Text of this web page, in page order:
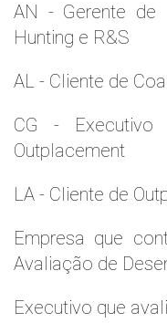
AN - Gerente de
Hunting e R&S
AL - Cliente de
CG - Executivo
Outplacement
LA - Cliente de
Empresa que
Avaliação de
Executivo que